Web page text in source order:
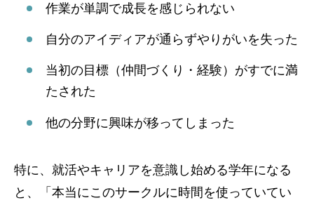
作業が単調で成長を感じられない
自分のアイディアが通らずやりがいを失った
当初の目標（仲間づくり・経験）がすでに満
たされた
他の分野に興味が移ってしまった
特に、就活やキャリアを意識し始める学年になる
と、「本当にこのサークルに時間を使っていてい